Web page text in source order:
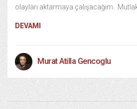
olayları aktarmaya çalışacağım.
DEVAMI
Murat Atilla Gencoglu